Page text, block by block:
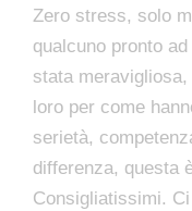
Zero stress, solo
qualcuno pronto
stata
loro per come
serietà,
differenza, questa
Consigliatissimi.